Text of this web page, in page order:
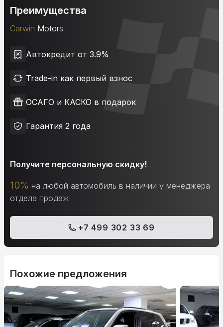
Преимущества
Carwin Motors
Автокредит от 3.9%
Trade-in как первый взнос
ОСАГО и КАСКО в подарок
Гарантия 2 года
Получите персональную скидку!
10% на любой автомобиль в наличии у менеджера
отдела продаж
+7 499 302 33 69
Похожие предложения